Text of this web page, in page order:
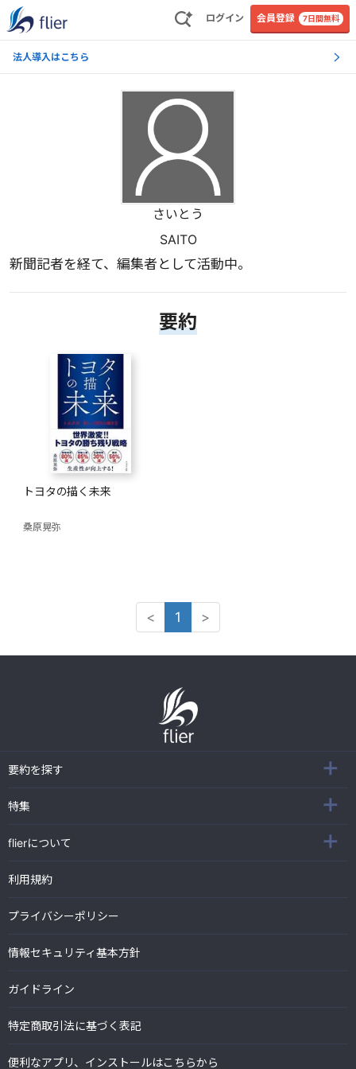
ログイン 会員登録 7日間無料
法人導入はこちら
さいとう
SAITO
新聞記者を経て、編集者として活動中。
要約
トヨタの描く未来
桑原晃弥
< 1 >
要約を探す
特集
flierについて
利用規約
プライバシーポリシー
情報セキュリティ基本方針
ガイドライン
特定商取引法に基づく表記
便利なアプリ、インストールはこちらから